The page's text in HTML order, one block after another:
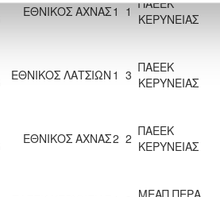
ΕΘΝΙΚΟΣ ΑΧΝΑΣ1 1 ΠΑΕΕΚ
ΚΕΡΥΝΕΙΑΣ
ΕΘΝΙΚΟΣ ΛΑΤΣΙΩΝ 1 3 ΠΑΕΕΚ
ΚΕΡΥΝΕΙΑΣ
ΕΘΝΙΚΟΣ ΑΧΝΑΣ2 2 ΠΑΕΕΚ
ΚΕΡΥΝΕΙΑΣ